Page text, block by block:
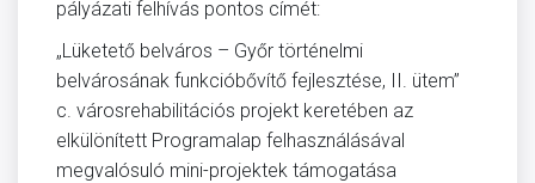
pályázati felhívás pontos címét:
„Lüketető belváros – Győr történelmi
belvárosának funkcióbővítő fejlesztése, II. ütem”
c. városrehabilitációs projekt keretében az
elkülönített Programalap felhasználásával
megvalósuló mini-projektek támogatása